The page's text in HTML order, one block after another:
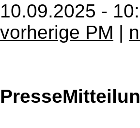
10.09.2025 -
vorherige PM |